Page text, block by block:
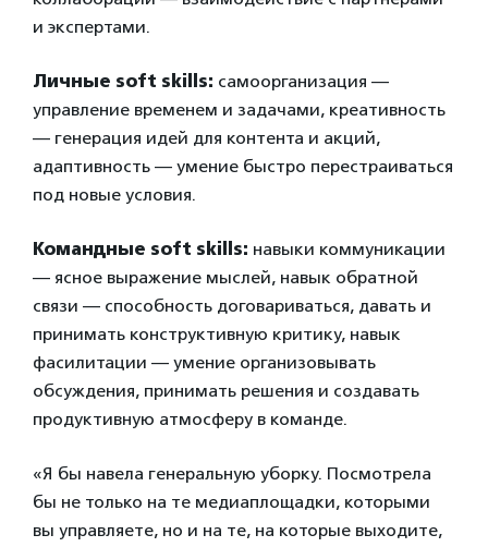
и экспертами.
Личные soft skills: самоорганизация —
управление временем и задачами, креативность
— генерация идей для контента и акций,
адаптивность — умение быстро перестраиваться
под новые условия.
Командные soft skills: навыки коммуникации
— ясное выражение мыслей, навык обратной
связи — способность договариваться, давать и
принимать конструктивную критику, навык
фасилитации — умение организовывать
обсуждения, принимать решения и создавать
продуктивную атмосферу в команде.
«Я бы навела генеральную уборку. Посмотрела
бы не только на те медиаплощадки, которыми
вы управляете, но и на те, на которые выходите,